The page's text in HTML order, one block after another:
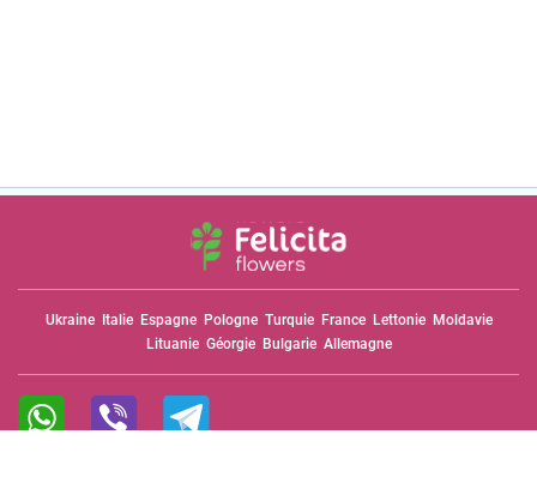
Ukraine Italie Espagne Pologne Turquie France Lettonie Moldavie
Lituanie Géorgie Bulgarie Allemagne